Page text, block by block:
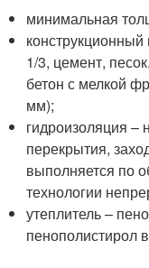
минимальная
1/3, цемент,
бетон с мелкой
мм);
гидроизоляция –
перекрытия,
выполняется по
технологии
утеплитель –
пенополистирол